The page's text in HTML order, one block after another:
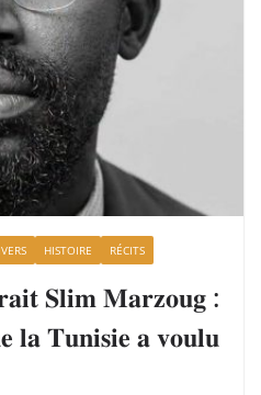
HISTOIRE RÉCITS
𝐒𝐥𝐢𝐦 𝐌𝐚𝐫𝐳𝐨𝐮𝐠 :
𝐓𝐮𝐧𝐢𝐬𝐢𝐞 𝐚 𝐯𝐨𝐮𝐥𝐮